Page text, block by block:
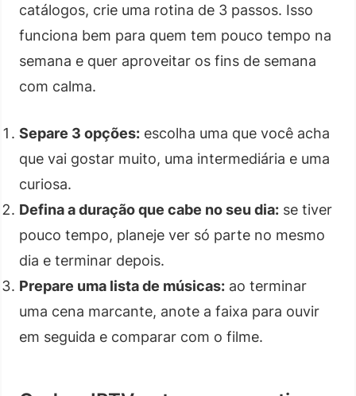
catálogos, crie uma rotina de 3 passos. Isso
funciona bem para quem tem pouco tempo na
semana e quer aproveitar os fins de semana
com calma.
Separe 3 opções: escolha uma que você acha
que vai gostar muito, uma intermediária e uma
curiosa.
Defina a duração que cabe no seu dia: se tiver
pouco tempo, planeje ver só parte no mesmo
dia e terminar depois.
Prepare uma lista de músicas: ao terminar
uma cena marcante, anote a faixa para ouvir
em seguida e comparar com o filme.